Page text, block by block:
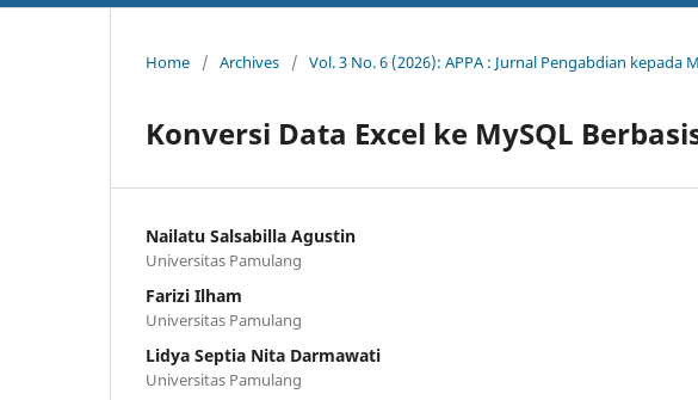
Home / Archives / Vol. 3 No. 6 (2026): APPA : Jurnal Pengabdian kepada
Konversi Data Excel ke MySQL
Nailatu Salsabilla Agustin
Universitas Pamulang
Farizi Ilham
Universitas Pamulang
Lidya Septia Nita Darmawati
Universitas Pamulang